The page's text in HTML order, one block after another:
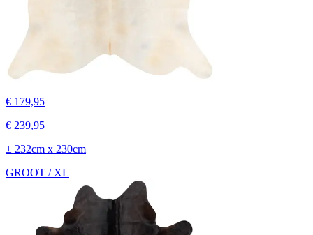
€ 179,95
€ 239,95
± 232cm x 230cm
GROOT / XL